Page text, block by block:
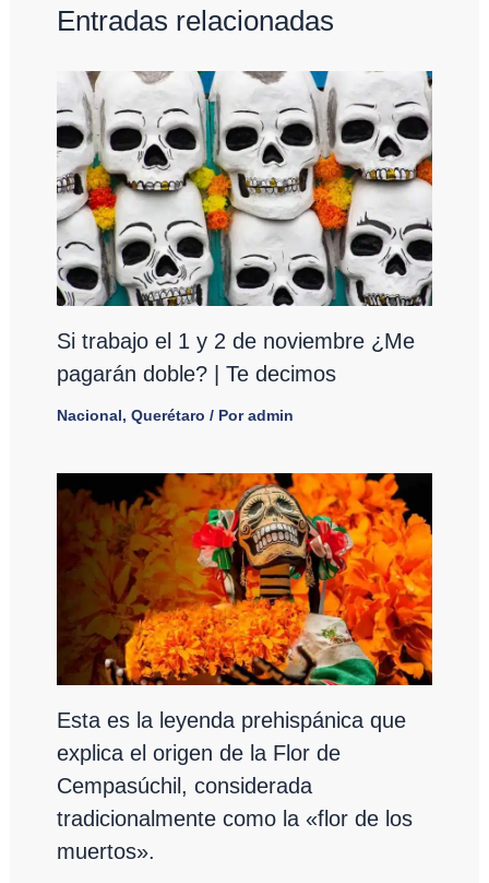
Entradas relacionadas
Si trabajo el 1 y 2 de noviembre ¿Me
pagarán doble? | Te decimos
Nacional, Querétaro / Poradmin
Esta es la leyenda prehispánica que
explica el origen de la Flor de
Cempasúchil, considerada
tradicionalmente como la «flor de los
muertos».